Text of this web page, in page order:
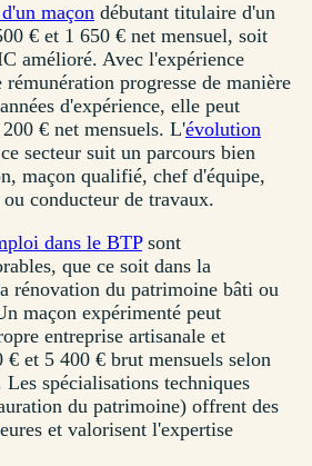
maçon débutant titulaire d'un
€ et 1 650 € net mensuel, soit
amélioré. Avec l'expérience
progresse de manière
d'expérience, elle peut
€ net mensuels. L'évolution
secteur suit un parcours bien
maçon qualifié, chef d'équipe,
conducteur de travaux.
dans le BTPsont
que ce soit dans la
rénovation du patrimoine bâti ou
maçon expérimenté peut
entreprise artisanale et
et 5 400 € brut mensuels selon
spécialisations techniques
du patrimoine) offrent des
et valorisent l'expertise